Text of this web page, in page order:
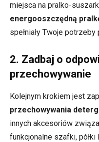
miejsca na pralko-
energooszczędną
spełniały Twoje potrzeby
2. Zadbaj o
przechowywanie
Kolejnym krokiem jest
przechowywania
innych akcesoriów
funkcjonalne szafki,